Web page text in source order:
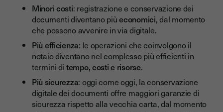
Minori costi: registrazione e conservazione dei
documenti diventano piùeconomici, dal momento
che possono avvenire in via digitale.
Più efficienza: le operazioni che coinvolgono il
notaio diventano nel complesso più efficienti in
termini di tempo, costi e risorse.
Più sicurezza: oggi come oggi, la conservazione
digitale dei documenti offre maggiori garanzie di
sicurezza rispetto alla vecchia carta, dal momento